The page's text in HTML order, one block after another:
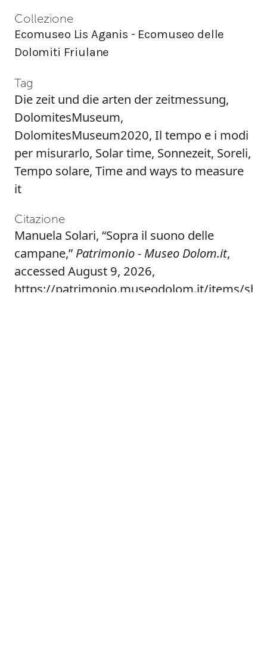
Collezione
Ecomuseo Lis Aganis - Ecomuseo delle
Dolomiti Friulane
Tag
Die zeit und die arten der zeitmessung,
DolomitesMuseum,
DolomitesMuseum2020, Il tempo e i modi
per misurarlo, Solar time, Sonnezeit, Soreli,
Tempo solare, Time and ways to measure
it
Citazione
Manuela Solari, “Sopra il suono delle
campane,” Patrimonio - Museo Dolom.it,
accessed August 9, 2026,
https://patrimonio.museodolom.it/items/